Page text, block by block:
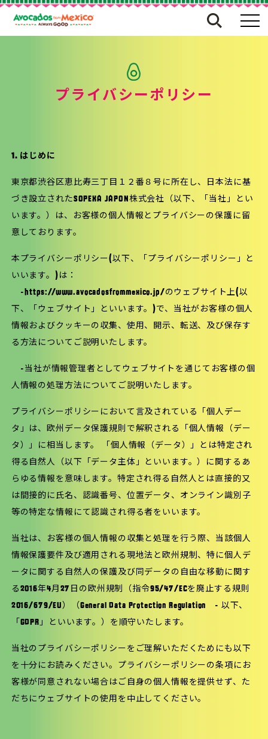
プライバシーポリシー
1. はじめに
東京都渋谷区恵比寿三丁目１２番８号に所在し、日本法に基
づき設立されたSOPEXA JAPON株式会社（以下、「当社」とい
います。）は、お客様の個人情報とプライバシーの保護に留
意しております。
本プライバシーポリシー(以下、「プライバシーポリシー」と
いいます。)は：
-https://www.avocadosfrommexico.jp/のウェブサイト上(以
下、「ウェブサイト」といいます。)で、当社がお客様の個人
情報およびクッキーの収集、使用、開示、転送、及び保存す
る方法についてご説明いたします。
-当社が情報管理者としてウェブサイトを通じてお客様の個
人情報の処理方法についてご説明いたします。
プライバシーポリシーにおいて言及されている「個人デー
タ」は、欧州データ保護規則で解釈される「個人情報（デー
タ）」に相当します。 「個人情報（データ）」とは特定され
得る自然人（以下「データ主体」といいます。）に関するあ
らゆる情報を意味します。特定され得る自然人とは直接的又
は間接的に氏名、認識番号、位置データ、オンライン識別子
等の特定な情報にて認識され得る者をいいます。
当社は、お客様の個人情報の収集と処理を行う際、当該個人
情報保護要件及び適用される現地法と欧州規制、特に個人デ
ータに関する自然人の保護及び同データの自由な移動に関す
る2016年4月27日の欧州規制（指令95/47/ECを廃止する規則
2016/679/EU）（General Data Protection Regulation - 以下、
「GDPR」といいます。）を順守いたします。
当社のプライバシーポリシーをご理解いただくためにも以下
を十分にお読みください。プライバシーポリシーの条項にお
客様が同意されない場合はご自身の個人情報を提供せず、た
だちにウェブサイトの使用を中止してください。